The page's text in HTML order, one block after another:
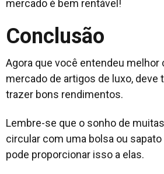
mercado é bem rentável!
Conclusão
Agora que você entendeu
mercado de artigos de luxo, deve
trazer bons rendimentos.
Lembre-se que o sonho de
circular com uma bolsa ou
pode proporcionar isso a elas.